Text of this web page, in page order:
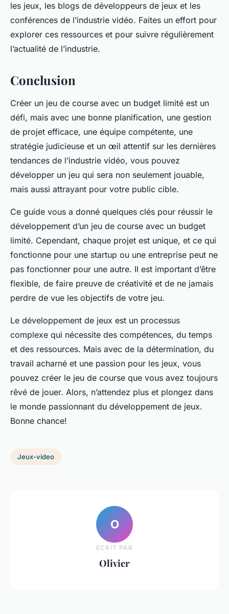
les jeux, les blogs de développeurs de jeux et les
conférences de l’industrie vidéo. Faites un effort pour
explorer ces ressources et pour suivre régulièrement
l’actualité de l’industrie.
Conclusion
Créer un jeu de course avec un budget limité est un
défi, mais avec une bonne planification, une gestion
de projet efficace, une équipe compétente, une
stratégie judicieuse et un œil attentif sur les dernières
tendances de l’industrie vidéo, vous pouvez
développer un jeu qui sera non seulement jouable,
mais aussi attrayant pour votre public cible.
Ce guide vous a donné quelques clés pour réussir le
développement d’un jeu de course avec un budget
limité. Cependant, chaque projet est unique, et ce qui
fonctionne pour une startup ou une entreprise peut ne
pas fonctionner pour une autre. Il est important d’être
flexible, de faire preuve de créativité et de ne jamais
perdre de vue les objectifs de votre jeu.
Le développement de jeux est un processus
complexe qui nécessite des compétences, du temps
et des ressources. Mais avec de la détermination, du
travail acharné et une passion pour les jeux, vous
pouvez créer le jeu de course que vous avez toujours
rêvé de jouer. Alors, n’attendez plus et plongez dans
le monde passionnant du développement de jeux.
Bonne chance!
Jeux-video
O
ECRIT PAR
Olivier